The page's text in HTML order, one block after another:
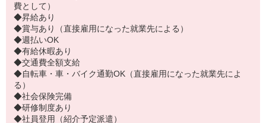
費として）
◆昇給あり
◆賞与あり（直接雇用になった就業先による）
◆週払いOK
◆有給休暇あり
◆交通費全額支給
◆自転車・車・バイク通勤OK（直接雇用になった就業先によ
る）
◆社会保険完備
◆研修制度あり
◆社員登用（紹介予定派遣）